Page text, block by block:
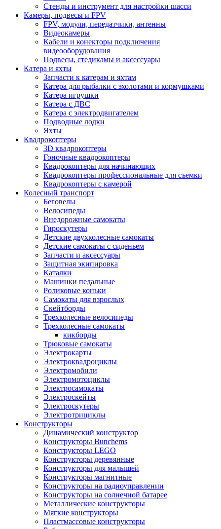
Стенды и инструмент для настройки шасси
Камеры, подвесы и FPV
FPV, модули, передатчики, антенны
Видеокамеры
Кабели и конекторы подключения
видеооборудования
Подвесы, стедикамы и аксессуары
Катера и яхты
Запчасти к катерам и яхтам
Катера для рыбалки с эхолотами и кормушками
Катера игрушки
Катера с ДВС
Катера с электродвигателем
Подводные лодки
Яхты
Квадрокоптеры
3D квадрокоптеры
Гоночные квадрокоптеры
Квадрокоптеры для начинающих
Квадрокоптеры профессиональные для съемки
Квадрокоптеры с камерой
Колесный транспорт
Беговелы
Велосипеды
Внедорожные самокаты
Гироскутеры
Детские двухколесные самокаты
Детские самокаты с сиденьем
Запчасти и аксессуары
Защитная экипировка
Каталки
Машинки педальные
Роликовые коньки
Самокаты для взрослых
Скейтборды
Трехколесные велосипеды
Трехколесные самокаты
кикборды
Трюковые самокаты
Электрокарты
Электроквадроциклы
Электромобили
Электромотоциклы
Электросамокаты
Электроскейты
Электроскутеры
Электротрициклы
Конструкторы
Динамический конструктор
Конструкторы Bunchems
Конструкторы LEGO
Конструкторы деревянные
Конструкторы для малышей
Конструкторы магнитные
Конструкторы на радиоуправлении
Конструкторы на солнечной батарее
Металлические конструкторы
Мягкие конструкторы
Пластмассовые конструкторы